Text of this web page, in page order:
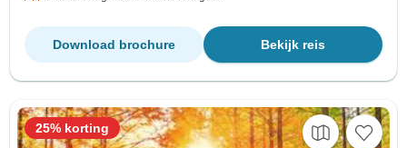
Bekijk reis
Download brochure
25% korting